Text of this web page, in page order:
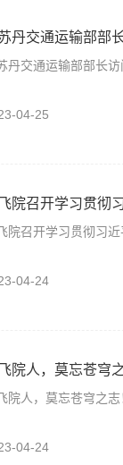
丹交通运输部部
丹交通运输部部长
04-25
院召开学习贯彻
院召开学习贯彻习
04-24
院人，莫忘苍穹之
院人，莫忘苍穹之志
04-24